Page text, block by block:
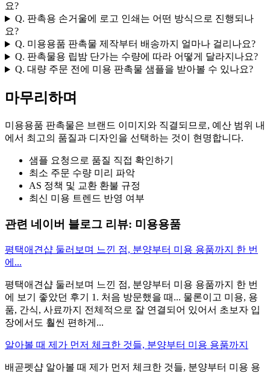
요?
Q. 판촉용 손거울에 로고 인쇄는 어떤 방식으로 진행되나
요?
Q. 미용용품 판촉물 제작부터 배송까지 얼마나 걸리나요?
Q. 판촉물용 립밤 단가는 수량에 따라 어떻게 달라지나요?
Q. 대량 주문 전에 미용 판촉물 샘플을 받아볼 수 있나요?
마무리하며
미용용품 판촉물은 브랜드 이미지와 직결되므로, 예산 범위 내
에서 최고의 품질과 디자인을 선택하는 것이 현명합니다.
샘플 요청으로 품질 직접 확인하기
최소 주문 수량 미리 파악
AS 정책 및 교환 환불 규정
최신 미용 트렌드 반영 여부
관련 네이버 블로그 리뷰: 미용용품
평택애견샵 둘러보며 느낀 점, 분양부터 미용 용품까지 한 번
에...
평택애견샵 둘러보며 느낀 점, 분양부터 미용 용품까지 한 번
에 보기 좋았던 후기 1. 처음 방문했을 때... 물론이고 미용, 용
품, 간식, 사료까지 전체적으로 잘 연결되어 있어서 초보자 입
장에서도 훨씬 편하게...
알아볼 때 제가 먼저 체크한 것들, 분양부터 미용 용품까지
배곧펫샵 알아볼 때 제가 먼저 체크한 것들, 분양부터 미용 용